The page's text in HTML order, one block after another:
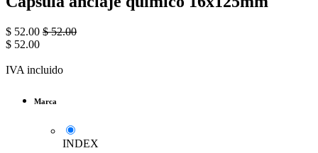
$ 52.00 $52.00
$ 52.00
IVA incluido
Marca
INDEX